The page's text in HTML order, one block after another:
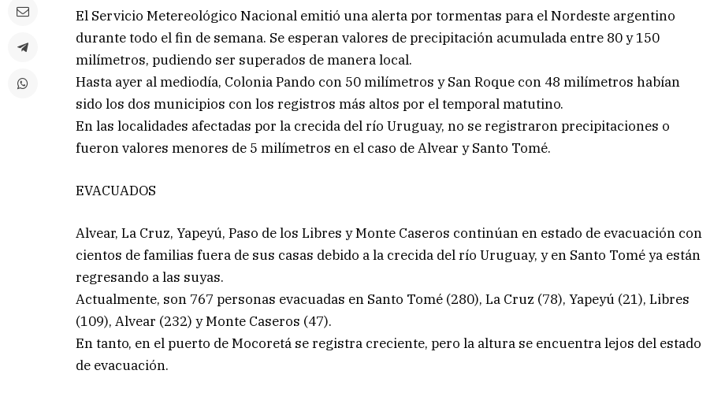
El Servicio Metereológico Nacional emitió una alerta por tormentas para el Nordeste argentino
durante todo el fin de semana. Se esperan valores de precipitación acumulada entre 80 y 150
milímetros, pudiendo ser superados de manera local.
Hasta ayer al mediodía, Colonia Pando con 50 milímetros y San Roque con 48 milímetros habían
sido los dos municipios con los registros más altos por el temporal matutino.
En las localidades afectadas por la crecida del río Uruguay, no se registraron precipitaciones o
fueron valores menores de 5 milímetros en el caso de Alvear y Santo Tomé.
EVACUADOS
Alvear, La Cruz, Yapeyú, Paso de los Libres y Monte Caseros continúan en estado de evacuación con
cientos de familias fuera de sus casas debido a la crecida del río Uruguay, y en Santo Tomé ya están
regresando a las suyas.
Actualmente, son 767 personas evacuadas en Santo Tomé (280), La Cruz (78), Yapeyú (21), Libres
(109), Alvear (232) y Monte Caseros (47).
En tanto, en el puerto de Mocoretá se registra creciente, pero la altura se encuentra lejos del estado
de evacuación.